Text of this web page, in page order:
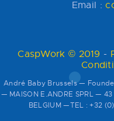
Email :
CaspWork © 2019 -
André Baby Brussels —
— MAISON E.ANDRE SPRL — 43
BELGIUM —TEL : +32